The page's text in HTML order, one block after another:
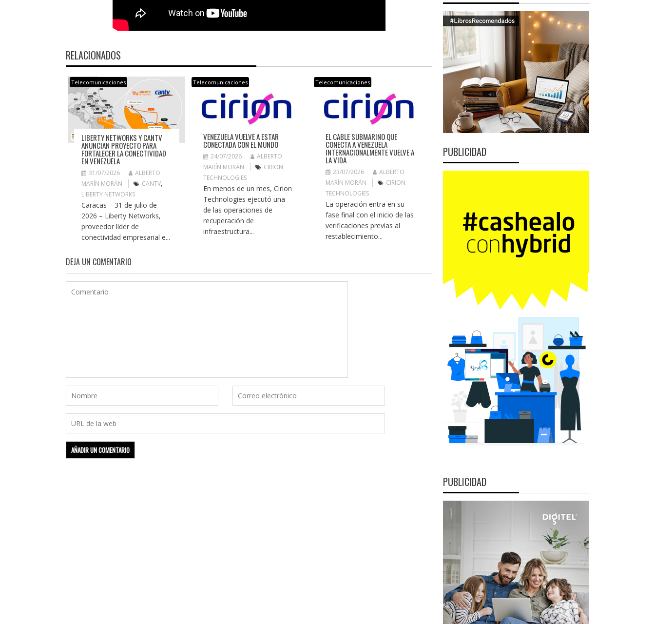
RELACIONADOS
Telecomunicaciones
LIBERTY NETWORKS Y CANTV
ANUNCIAN PROYECTO PARA
FORTALECER LA CONECTIVIDAD
EN VENEZUELA
31/07/2026
ALBERTO
MARÍN MORÁN
CANTV,
LIBERTY NETWORKS
Caracas – 31 de julio de
2026 – Liberty Networks,
proveedor líder de
conectividad empresarial e...
Telecomunicaciones
VENEZUELA VUELVE A ESTAR
CONECTADA CON EL MUNDO
24/07/2026
ALBERTO
MARÍN MORÁN
CIRION
TECHNOLOGIES
En menos de un mes, Cirion
Technologies ejecutó una
de las operaciones de
recuperación de
infraestructura...
Telecomunicaciones
EL CABLE SUBMARINO QUE
CONECTA A VENEZUELA
INTERNACIONALMENTE VUELVE A
LA VIDA
23/07/2026
ALBERTO
MARÍN MORÁN
CIRION
TECHNOLOGIES
La operación entra en su
fase final con el inicio de las
verificaciones previas al
restablecimiento...
DEJA UN COMENTARIO
PUBLICIDAD
PUBLICIDAD